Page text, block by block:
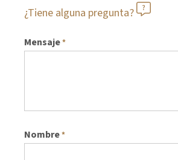
¿Tiene alguna pregunta?
Mensaje*
Nombre*